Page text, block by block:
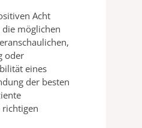
Acht
die möglichen
oder
eines
der besten